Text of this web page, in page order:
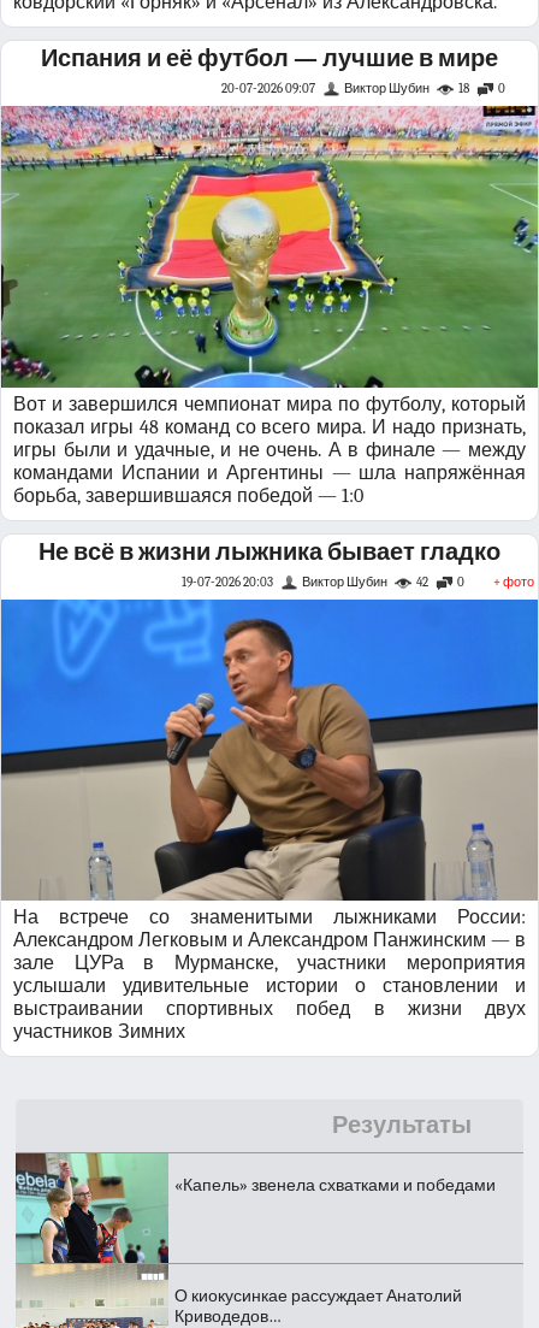
Испания и её футбол — лучшие в мире
0
18
Виктор Шубин
20-07-2026 09:07
Вот и завершился чемпионат мира по футболу, который
показал игры 48 команд со всего мира. И надо признать,
игры были и удачные, и не очень. А в финале — между
командами Испании и Аргентины — шла напряжённая
борьба, завершившаяся победой — 1:0
Не всё в жизни лыжника бывает гладко
+ фото
0
42
Виктор Шубин
19-07-2026 20:03
На встрече со знаменитыми лыжниками России:
Александром Легковым и Александром Панжинским — в
зале ЦУРа в Мурманске, участники мероприятия
услышали удивительные истории о становлении и
выстраивании спортивных побед в жизни двух
участников Зимних
Результаты
«Капель» звенела схватками и победами
О киокусинкае рассуждает Анатолий
Криводедов…